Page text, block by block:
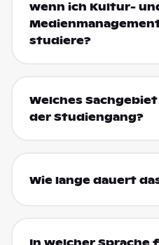
wenn ich Kultur-
studiere?
Welches
der Studiengang?
Wie lange dauert